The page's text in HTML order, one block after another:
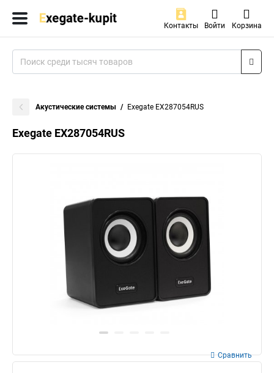
Контакты Войти Корзина
Акустические системы Exegate EX287054RUS
Exegate EX287054RUS
Сравнить